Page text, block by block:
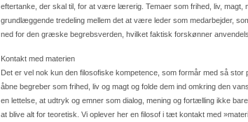
eftertanke, der skal til, for at være lærerig. Temaer som frihed, liv, magt,
grundlæggende tredeling mellem det at være leder som medarbejder,
ned for den græske begrebsverden, hvilket faktisk forskønner
Kontakt med materien
Det er vel nok kun den filosofiske kompetence, som formår med så
åbne begreber som frihed, liv og magt og folde dem ind omkring den
en lettelse, at udtryk og emner som dialog, mening og fortælling ikke
at blive alt for teoretisk. Vi oplever her en filosof i tæt kontakt med